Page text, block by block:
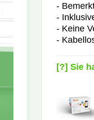
-
-
- Keine
-
[?] Sie